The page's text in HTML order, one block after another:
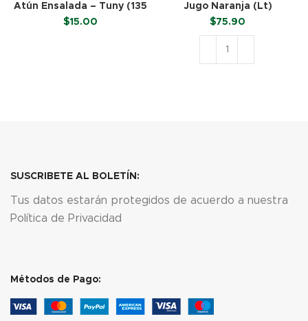
Atún Ensalada – Tuny (135
g)
$15.00
Jugo Naranja (Lt)
$75.90
SUSCRIBETE AL BOLETÍN:
Tus datos estarán protegidos de acuerdo a nuestra
Política de Privacidad
Métodos de Pago: